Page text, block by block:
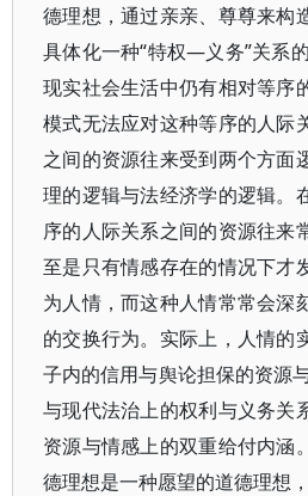
德理想，通过亲亲、尊尊来构
具体化一种“特权—义务”关系
现实社会生活中仍有相对等序
模式无法应对这种等序的人际
之间的资源往来受到两个方面
理的逻辑与法经济学的逻辑。
序的人际关系之间的资源往来
至是只有情感存在的情况下才
为人情，而这种人情常常会深
的交换行为。实际上，人情的
子内的信用与舆论担保的资源
与现代法治上的权利与义务关
资源与情感上的双重给付内涵
德理想是一种愿望的道德理想